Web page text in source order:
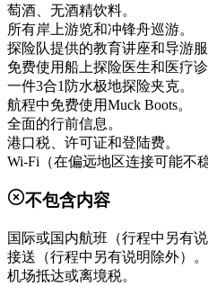
萄酒、无酒精饮料。
所有岸上游览和冲锋舟巡游。
探险队提供的教育讲座和导游服
免费使用船上探险医生和医疗
一件3合1防水极地探险夹克。
航程中免费使用Muck Boots。
全面的行前信息。
港口税、许可证和登陆费。
Wi-Fi（在偏远地区连接可能不
不包含内容
国际或国内航班（行程中另有说
接送（行程中另有说明除外）。
机场抵达或离境税。